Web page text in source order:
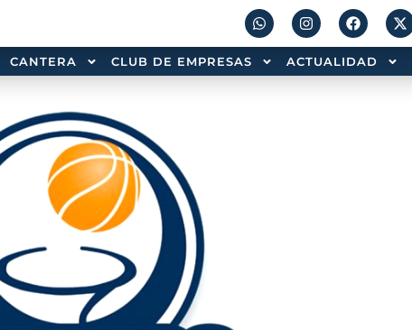
CANTERA CLUB DE EMPRESAS ACTUALIDAD